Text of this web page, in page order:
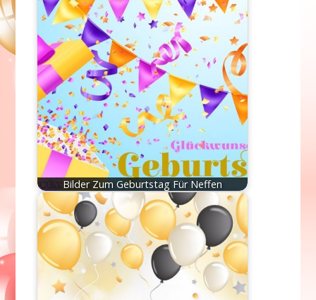
Bilder Zum Geburtstag Für Neffen